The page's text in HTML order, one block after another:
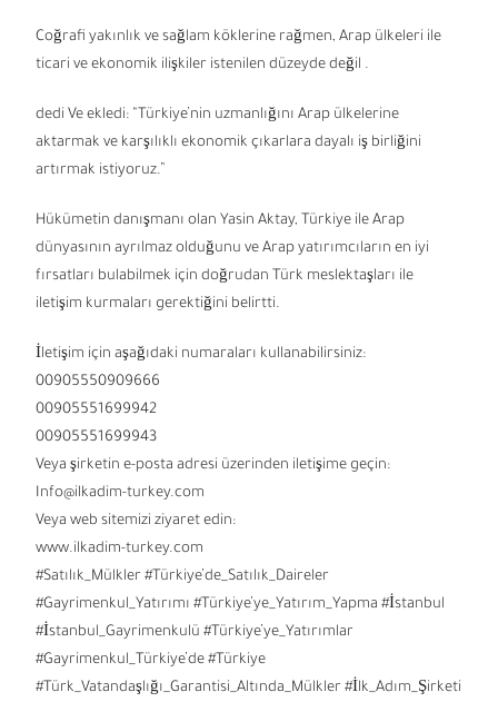
Coğrafi yakınlık ve sağlam köklerine rağmen, Arap ülkeleri ile
ticari ve ekonomik ilişkiler istenilen düzeyde değil .
dedi Ve ekledi: “Türkiye’nin uzmanlığını Arap ülkelerine
aktarmak ve karşılıklı ekonomik çıkarlara dayalı iş birliğini
artırmak istiyoruz.”
Hükümetin danışmanı olan Yasin Aktay, Türkiye ile Arap
dünyasının ayrılmaz olduğunu ve Arap yatırımcıların en iyi
fırsatları bulabilmek için doğrudan Türk meslektaşları ile
iletişim kurmaları gerektiğini belirtti.
İletişim için aşağıdaki numaraları kullanabilirsiniz:
00905550909666
00905551699942
00905551699943
Veya şirketin e-posta adresi üzerinden iletişime geçin:
Info@ilkadim-turkey.com
Veya web sitemizi ziyaret edin:
www.ilkadim-turkey.com
#Satılık_Mülkler #Türkiye’de_Satılık_Daireler
#Gayrimenkul_Yatırımı #Türkiye’ye_Yatırım_Yapma #İstanbul
#İstanbul_Gayrimenkulü #Türkiye’ye_Yatırımlar
#Gayrimenkul_Türkiye’de #Türkiye
#Türk_Vatandaşlığı_Garantisi_Altında_Mülkler #İlk_Adım_Şirketi